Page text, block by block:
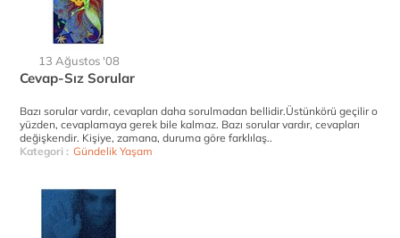
13 Ağustos '08
Cevap-Sız Sorular
Bazı sorular vardır, cevapları daha sorulmadan bellidir.Üstünkörü geçilir o
yüzden, cevaplamaya gerek bile kalmaz. Bazı sorular vardır, cevapları
değişkendir. Kişiye, zamana, duruma göre farklılaş..
Kategori : Gündelik Yaşam